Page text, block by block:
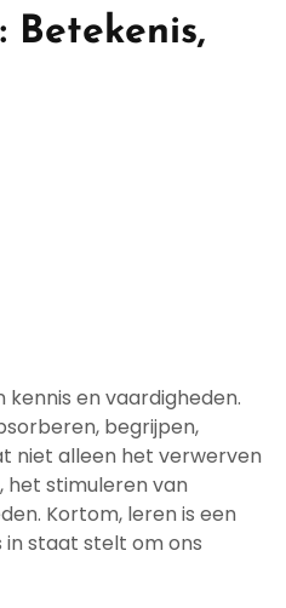
Betekenis,
en vaardigheden.
begrijpen,
niet alleen het verwerven
het stimuleren van
Kortom, leren is een
in staat stelt om ons